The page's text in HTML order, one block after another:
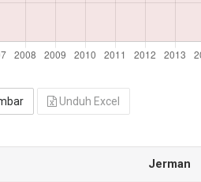
Unduh Excel
Jerman